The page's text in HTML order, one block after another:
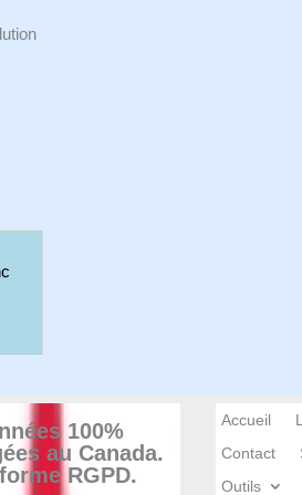
100%
au Canada.
RGPD.
Accueil
Contact
Outils